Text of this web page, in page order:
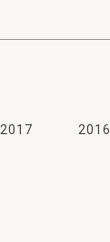
2017
2016